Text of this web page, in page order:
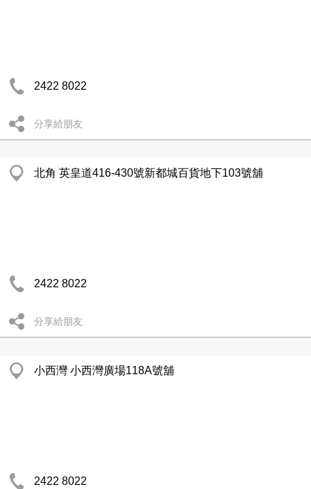
2422 8022
分享給朋友
北角 英皇道416-430號新都城百貨地下103號舖
2422 8022
分享給朋友
小西灣 小西灣廣場118A號舖
2422 8022